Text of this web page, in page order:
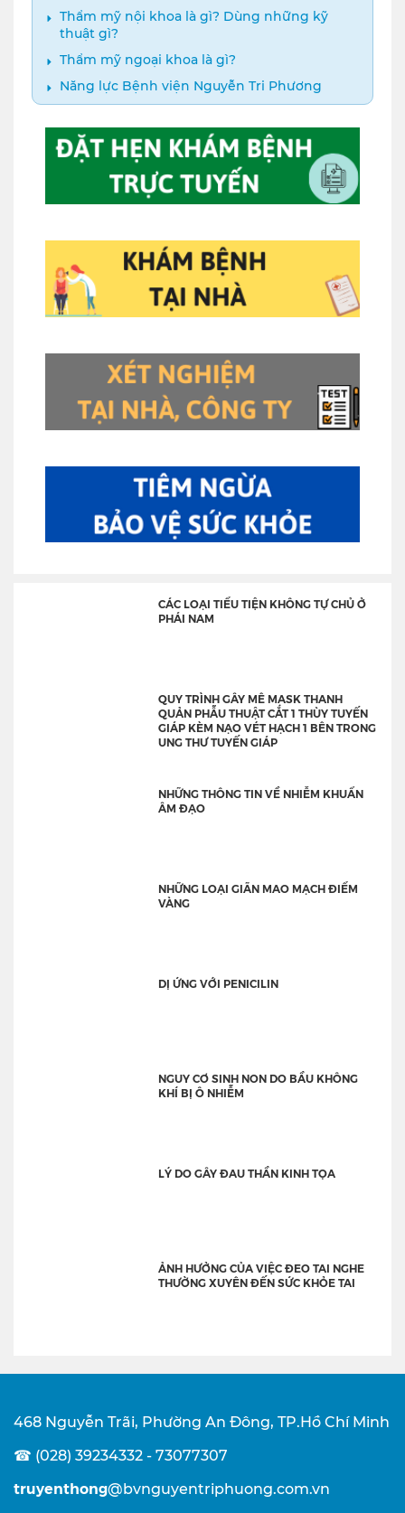
Thẩm mỹ nội khoa là gì? Dùng những kỹ
thuật gì?
Thẩm mỹ ngoại khoa là gì?
Năng lực Bệnh viện Nguyễn Tri Phương
CÁC LOẠI TIỂU TIỆN KHÔNG TỰ CHỦ Ở
PHÁI NAM
QUY TRÌNH GÂY MÊ MASK THANH
QUẢN PHẪU THUẬT CẮT 1 THÙY TUYẾN
GIÁP KÈM NẠO VÉT HẠCH 1 BÊN TRONG
UNG THƯ TUYẾN GIÁP
NHỮNG THÔNG TIN VỀ NHIỄM KHUẨN
ÂM ĐẠO
NHỮNG LOẠI GIÃN MAO MẠCH ĐIỂM
VÀNG
DỊ ỨNG VỚI PENICILIN
NGUY CƠ SINH NON DO BẦU KHÔNG
KHÍ BỊ Ô NHIỄM
LÝ DO GÂY ĐAU THẦN KINH TỌA
ẢNH HƯỞNG CỦA VIỆC ĐEO TAI NGHE
THƯỜNG XUYÊN ĐẾN SỨC KHỎE TAI
468 Nguyễn Trãi, Phường An Đông, TP.Hồ Chí Minh
☎ (028) 39234332 - 73077307
truyenthong@bvnguyentriphuong.com.vn